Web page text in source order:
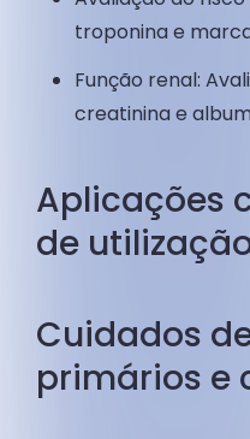
troponina e
Função renal:
creatinina e
Aplicações
de
Cuidados
primários e